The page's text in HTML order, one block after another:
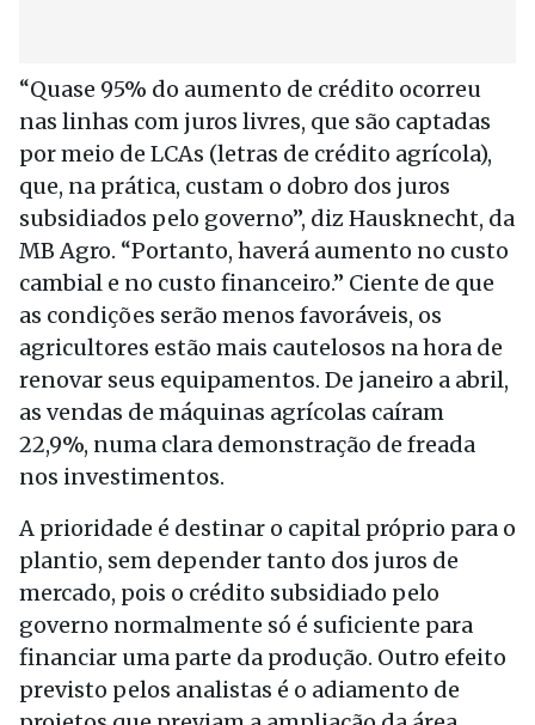
“Quase 95% do aumento de crédito ocorreu
nas linhas com juros livres, que são captadas
por meio de LCAs (letras de crédito agrícola),
que, na prática, custam o dobro dos juros
subsidiados pelo governo”, diz Hausknecht, da
MB Agro. “Portanto, haverá aumento no custo
cambial e no custo financeiro.” Ciente de que
as condições serão menos favoráveis, os
agricultores estão mais cautelosos na hora de
renovar seus equipamentos. De janeiro a abril,
as vendas de máquinas agrícolas caíram
22,9%, numa clara demonstração de freada
nos investimentos.
A prioridade é destinar o capital próprio para o
plantio, sem depender tanto dos juros de
mercado, pois o crédito subsidiado pelo
governo normalmente só é suficiente para
financiar uma parte da produção. Outro efeito
previsto pelos analistas é o adiamento de